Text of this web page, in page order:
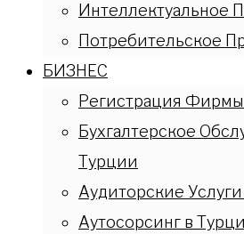
Интеллектуальное
Потребительское
БИЗНЕС
Регистрация
Бухгалтерское
Турции
Аудиторские
Аутосорсинг в